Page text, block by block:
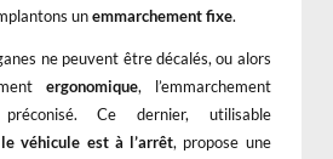
unemmarchement fixe.
ne peuvent être décalés, ou alors
ergonomique, l’emmarchement
Ce dernier, utilisable
véhicule est à l’arrêt, propose une